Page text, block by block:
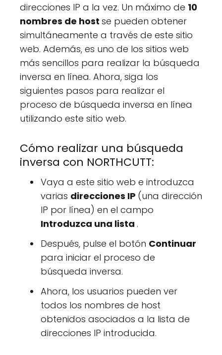
direcciones IP a la vez. Un máximo de 10
nombres de host se pueden obtener
simultáneamente a través de este sitio
web. Además, es uno de los sitios web
más sencillos para realizar la búsqueda
inversa en línea. Ahora, siga los
siguientes pasos para realizar el
proceso de búsqueda inversa en línea
utilizando este sitio web.
Cómo realizar una búsqueda
inversa con NORTHCUTT:
Vaya a este sitio web e introduzca
varias direcciones IP (una dirección
IP por línea) en el campo
Introduzca una lista .
Después, pulse el botón Continuar
para iniciar el proceso de
búsqueda inversa.
Ahora, los usuarios pueden ver
todos los nombres de host
obtenidos asociados a la lista de
direcciones IP introducida.